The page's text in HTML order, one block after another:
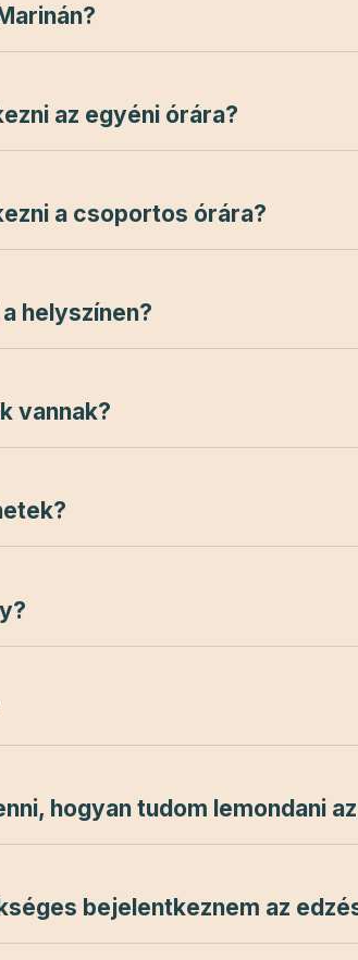
az egyéni órára?
a csoportos órára?
helyszínen?
vannak?
hogyan tudom lemondani
bejelentkeznem az